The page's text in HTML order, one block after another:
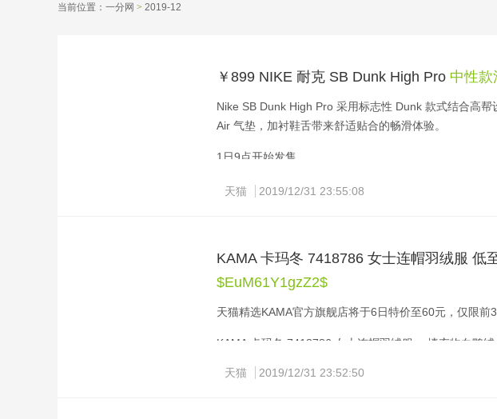
当前位置： 一分网 > 2019-12
￥899 NIKE 耐克 SB Dunk High Pro 中性款
Nike SB Dunk High Pro 采用标志性 Dunk 款式结合高
Air 气垫，加衬鞋舌带来舒适贴合的畅滑体验。
1日9点开始发售
天猫 2019/12/31 23:55:08
KAMA 卡玛冬 7418786 女士连帽羽绒服 低
$EuM61Y1gzZ2$
天猫精选KAMA官方旗舰店将于6日特价至60元，仅限前
KAMA 卡玛冬 7418786 女士连帽羽绒服 ，填充物白鸭
天猫
2019/12/31 23:52:50